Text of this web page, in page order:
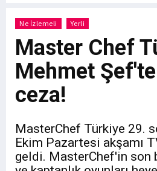
Ne İzlemeli Yerli
Master Chef
Mehmet
ceza!
MasterChef Türkiye 29.
Ekim Pazartesi akşamı
geldi. MasterChef'in son